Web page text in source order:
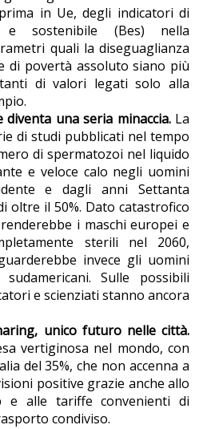
in Ue, degli indicatori di
e sostenibile (Bes) nella
quali la diseguaglianza
di povertà assoluto siano più
di valori legati solo alla
diventa una seria minaccia.La
di studi pubblicati nel tempo
di spermatozoi nel liquido
e veloce calo negli uomini
e dagli anni Settanta
oltre il 50%. Dato catastrofico
i maschi europei e
sterili nel 2060,
invece gli uomini
Sulle possibili
e scienziati stanno ancora
unico futuro nelle città.
vertiginosa nel mondo, con
del 35%, che non accenna a
positive grazie anche allo
e alle tariffe convenienti di
condiviso.